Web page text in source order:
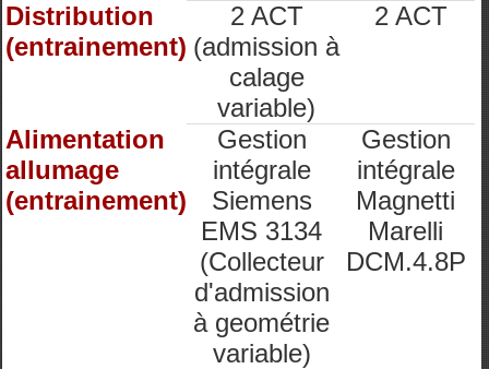
Distribution
(entrainement)
2 ACT
(admission à
calage
variable)
2 ACT
Alimentation
allumage
(entrainement)
Gestion
intégrale
Siemens
EMS 3134
(Collecteur
d'admission
à geométrie
variable)
Gestion
intégrale
Magnetti
Marelli
DCM.4.8P